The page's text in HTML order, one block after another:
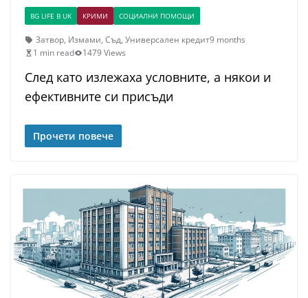
BG LIFE В UK КРИМИ СОЦИАЛНИ ПОМОЩИ
Затвор, Измами, Съд, Универсален кредит9 months
1 min read
1479 Views
След като излежаха условните, а някои и
ефективните си присъди
Прочети повече